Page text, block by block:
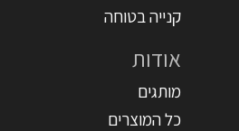
קנייה בטוחה
אודות
מותגים
כל המוצרים